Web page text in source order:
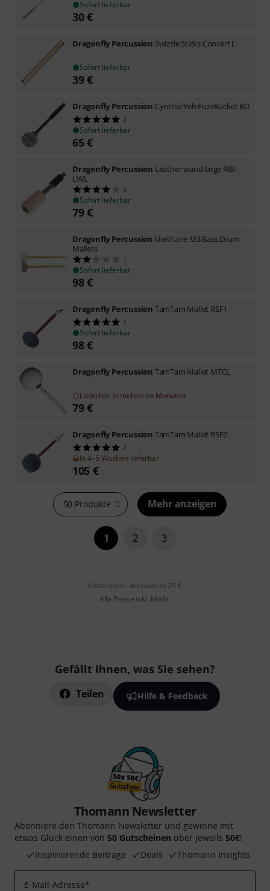
Sofort lieferbar
30€
Dragonfly Percussion Swizzle Sticks Concert L
Sofort lieferbar
39€
Dragonfly Percussion Cynthia Yeh FuzzBucket BD
2
Sofort lieferbar
65€
Dragonfly Percussion Leather wand large RBI-
LWL
5
Sofort lieferbar
79€
Dragonfly Percussion Urethane M3 Bass Drum
Mallets
1
Sofort lieferbar
98€
Dragonfly Percussion TamTam Mallet RSF1
1
Sofort lieferbar
98€
Dragonfly Percussion TamTam Mallet MTCL
Lieferbar in mehreren Monaten
79€
Dragonfly Percussion TamTam Mallet RSF2
2
In 4–5 Wochen lieferbar
105 €
50 Produkte Mehr anzeigen
1 2 3
Kostenloser Versand ab 29 €
Alle Preise inkl. MwSt.
Gefällt Ihnen, was Sie sehen?
Teilen Hilfe & Feedback
Thomann Newsletter
Abonniere den Thomann Newsletter und gewinne mit
etwas Glück einen von 50 Gutscheinen über jeweils 50€!
Inspirierende Beiträge
Deals Thomann Insights
E-Mail-Adresse*